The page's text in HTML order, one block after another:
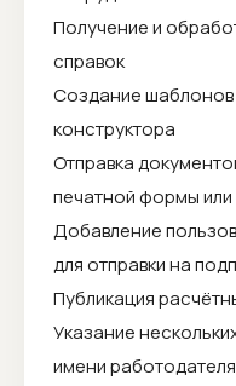
Получение и
справок
Создание
конструктора
Отправка
печатной формы
Добавление
для отправки на
Публикация
Указание
имени работодателя